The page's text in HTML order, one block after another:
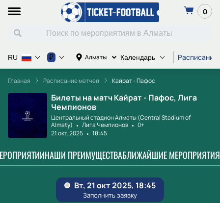
0
Алматы Календарь Расписание
RU ₽
Главная Расписание матчей Кайрат - Пафос
Билеты на матч Кайрат - Пафос, Лига
Чемпионов
Центральный стадион Алматы (Central Stadium of
Almaty)
Лига Чемпионов
0+
21 окт. 2025
18:45
НАШИ ПРЕИМУЩЕСТВАБЛИЖАЙШИЕ МЕРОПРИЯТИЯ